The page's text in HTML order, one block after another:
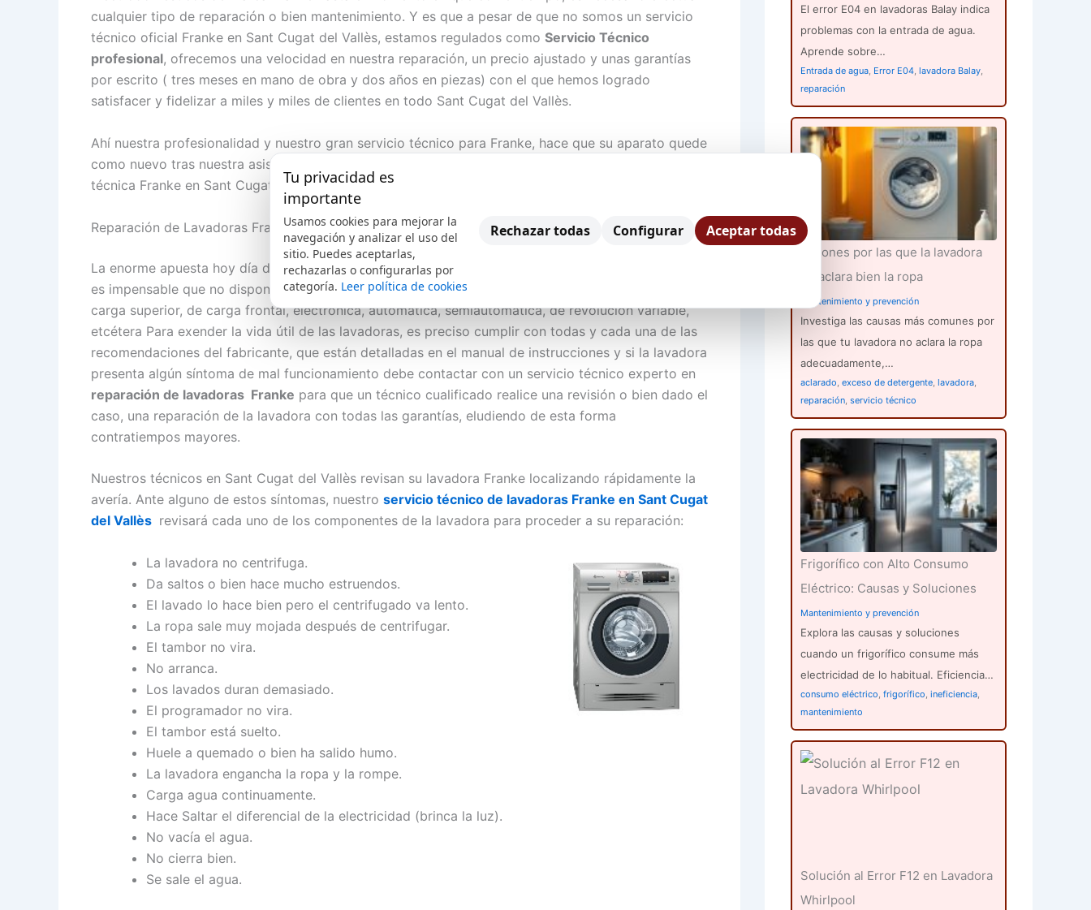
cualquier tipo de reparación o bien mantenimiento. Y es que a pesar de que no somos un servicio
técnico oficial Franke en Sant Cugat del Vallès, estamos regulados como Servicio Técnico
profesional, ofrecemos una velocidad en nuestra reparación, un precio ajustado y unas garantías
por escrito ( tres meses en mano de obra y dos años en piezas) con el que hemos logrado
satisfacer y fidelizar a miles y miles de clientes en todo Sant Cugat del Vallès.
Ahí nuestra profesionalidad y nuestro gran servicio técnico para Franke, hace que su aparato quede
como nuevo tras nuestra asistencia, sea como sea efectuamos la reparación. Nuestra asistencia
técnica Franke en Sant Cugat del Vallès destaca los próximos servicios:
Reparación de Lavadoras Franke en Sant Cugat del Vallès
La enorme apuesta hoy día de Franke son lasLavadoras, existen innumerables tipos y modelos y
es impensable que no dispongamos en nuestro hogar de tan útil y necesario equipo, así sea de
carga superior, de carga frontal, electrónica, automática, semiautomática, de revolución variable,
etcétera Para exender la vida útil de las lavadoras, es preciso cumplir con todas y cada una de las
recomendaciones del fabricante, que están detalladas en el manual de instrucciones y si la lavadora
presenta algún síntoma de mal funcionamiento debe contactar con un servicio técnico experto en
reparación de lavadoras Franke para que un técnico cualificado realice una revisión o bien dado el
caso, una reparación de la lavadora con todas las garantías, eludiendo de esta forma
contratiempos mayores.
Nuestros técnicos en Sant Cugat del Vallès revisan su lavadora Franke localizando rápidamente la
avería. Ante alguno de estos síntomas, nuestro servicio técnico de lavadoras Franke en Sant Cugat
del Vallès revisará cada uno de los componentes de la lavadora para proceder a su reparación:
La lavadora no centrifuga.
Da saltos o bien hace mucho estruendos.
El lavado lo hace bien pero el centrifugado va lento.
La ropa sale muy mojada después de centrifugar.
El tambor no vira.
No arranca.
Los lavados duran demasiado.
El programador no vira.
El tambor está suelto.
Huele a quemado o bien ha salido humo.
La lavadora engancha la ropa y la rompe.
Carga agua continuamente.
Hace Saltar el diferencial de la electricidad (brinca la luz).
No vacía el agua.
No cierra bien.
Se sale el agua.
El error E04 en lavadoras Balay indica
problemas con la entrada de agua.
Aprende sobre…
Entrada de agua, Error E04, lavadora Balay,
reparación
Razones por las que la lavadora
no aclara bien la ropa
Mantenimiento y prevención
Investiga las causas más comunes por
las que tu lavadora no aclara la ropa
adecuadamente,…
aclarado, exceso de detergente, lavadora,
reparación, servicio técnico
Frigorífico con Alto Consumo
Eléctrico: Causas y Soluciones
Mantenimiento y prevención
Explora las causas y soluciones
cuando un frigorífico consume más
electricidad de lo habitual. Eficiencia…
consumo eléctrico, frigorífico, ineficiencia,
mantenimiento
Solución al Error F12 en Lavadora
Whirlpool
Tu privacidad es
importante
Usamos cookies para mejorar la
navegación y analizar el uso del
sitio. Puedes aceptarlas,
rechazarlas o configurarlas por
categoría. Leer política de cookies
Rechazar todas Configurar Aceptar todas